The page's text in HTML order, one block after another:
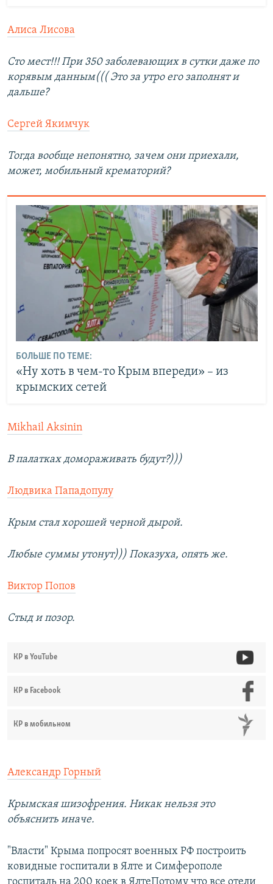
Алиса Лисова
Сто мест!!! При 350 заболевающих в сутки даже по
корявым данным((( Это за утро его заполнят и
дальше?
Сергей Якимчук
Тогда вообще непонятно, зачем они приехали,
может, мобильный крематорий?
БОЛЬШЕ ПО ТЕМЕ:
«Ну хоть в чем-то Крым впереди» – из
крымских сетей
Mikhail Aksinin
В палатках домораживать будут?)))
Людвика Пападопулу
Крым стал хорошей черной дырой.
Любые суммы утонут))) Показуха, опять же.
Виктор Попов
Стыд и позор.
КР в YouTube
КР в Facebook
КР в мобильном
Александр Горный
Крымская шизофрения. Никак нельзя это
объяснить иначе.
"Власти" Крыма попросят военных РФ построить
ковидные госпитали в Ялте и Симферополе